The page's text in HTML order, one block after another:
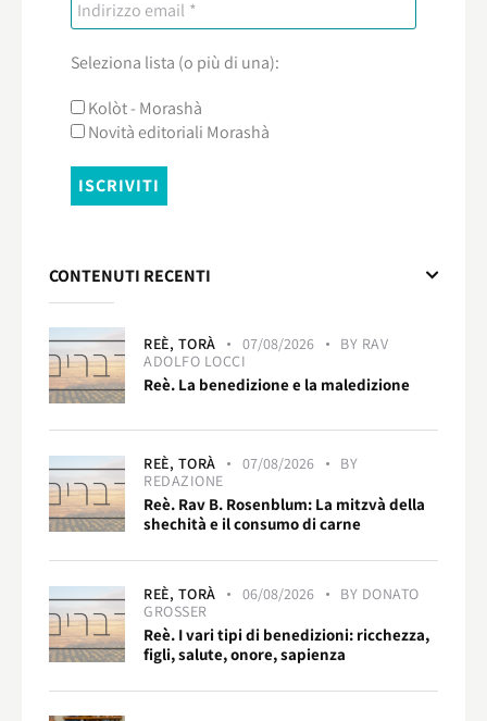
Seleziona lista (o più di una):
Kolòt - Morashà
Novità editoriali Morashà
CONTENUTI RECENTI
REÈ, TORÀ 07/08/2026 BY RAV
ADOLFO LOCCI
Reè. La benedizione e la maledizione
REÈ, TORÀ 07/08/2026
BY
REDAZIONE
Reè. Rav B. Rosenblum: La mitzvà della
shechità e il consumo di carne
REÈ, TORÀ 06/08/2026 BY DONATO
GROSSER
Reè. I vari tipi di benedizioni: ricchezza,
figli, salute, onore, sapienza